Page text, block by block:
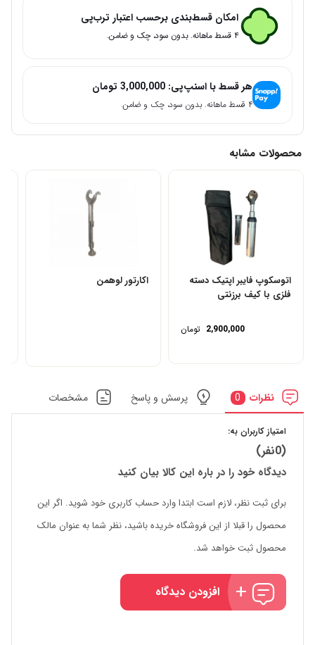
امکان قسط‌بندی برحسب اعتبار ترب‌پی
۴ قسط ماهانه. بدون سود، چک و ضامن.
هر قسط با اسنپ‌پی: 3,000,000 تومان
۴ قسط ماهانه. بدون سود، چک و ضامن.
محصولات مشابه
اتوسکوپ فایبر اپتیک دسته
فلزی با کیف برزنتی
2,900,000 تومان
اکارتور لوهمن
نظرات 0 پرسش و پاسخ مشخصات
امتیاز کاربران به:
(0نفر)
دیدگاه خود را در باره این کالا بیان کنید
برای ثبت نظر، لازم است ابتدا وارد حساب کاربری خود شوید. اگر این
محصول را قبلا از این فروشگاه خریده باشید، نظر شما به عنوان مالک
محصول ثبت خواهد شد.
افزودن دیدگاه